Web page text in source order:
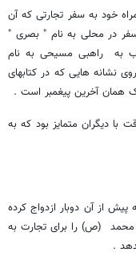
همراه خود به سفر تجارتی که آن
در محلی به نام " بصری "
به راهبی مسیحی به نام
نشانه هایی که در کتابهای
همان آخرین پیغمبر است .
با دیگران متمایز بود که به
از آن دوبار ازدواج کرده
محمد (ص) را برای تجارت به
.